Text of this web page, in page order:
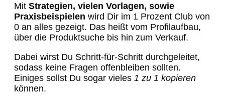
Mit Strategien, vielen Vorlagen, sowie
Praxisbeispielen wird Dir im 1 Prozent Club von
0 an alles gezeigt. Das heißt vom Profilaufbau,
über die Produktsuche bis hin zum Verkauf.
Dabei wirst Du Schritt-für-Schritt durchgeleitet,
sodass keine Fragen offenbleiben sollten.
Einiges sollst Du sogar vieles 1 zu 1 kopieren
können.